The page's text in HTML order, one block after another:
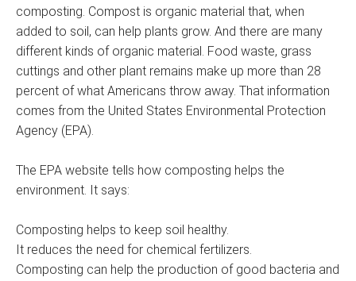
composting. Compost is organic material that, when
added to soil, can help plants grow. And there are many
different kinds of organic material. Food waste, grass
cuttings and other plant remains make up more than 28
percent of what Americans throw away. That information
comes from the United States Environmental Protection
Agency (EPA).
The EPA website tells how composting helps the
environment. It says:
Composting helps to keep soil healthy.
It reduces the need for chemical fertilizers.
Composting can help the production of good bacteria and